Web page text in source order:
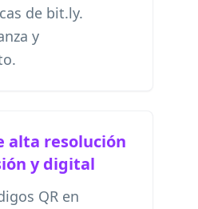
de bit.ly.
y
alta resolución
y digital
QR en